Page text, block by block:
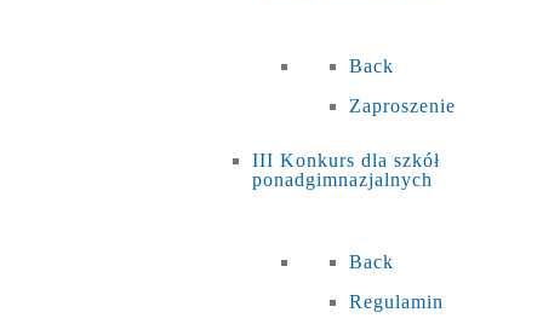
Back
Zaproszenie
III Konkurs dla szkół
ponadgimnazjalnych
Back
Regulamin